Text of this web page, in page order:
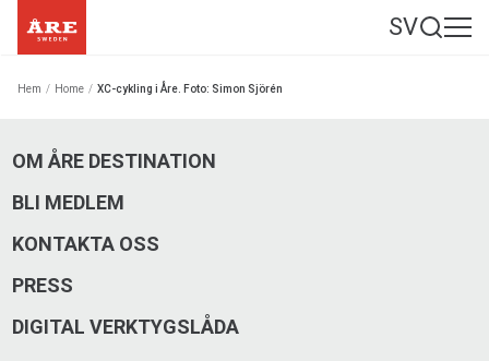
SV
Hem / Home / XC-cykling i Åre. Foto: Simon Sjörén
OM ÅRE DESTINATION
BLI MEDLEM
KONTAKTA OSS
PRESS
DIGITAL VERKTYGSLÅDA